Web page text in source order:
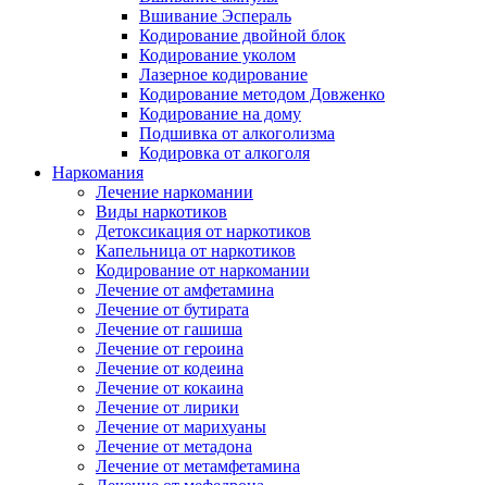
Вшивание Эспераль
Кодирование двойной блок
Кодирование уколом
Лазерное кодирование
Кодирование методом Довженко
Кодирование на дому
Подшивка от алкоголизма
Кодировка от алкоголя
Наркомания
Лечение наркомании
Виды наркотиков
Детоксикация от наркотиков
Капельница от наркотиков
Кодирование от наркомании
Лечение от амфетамина
Лечение от бутирата
Лечение от гашиша
Лечение от героина
Лечение от кодеина
Лечение от кокаина
Лечение от лирики
Лечение от марихуаны
Лечение от метадона
Лечение от метамфетамина